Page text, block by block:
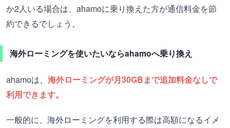
か2人いる場合は、ahamoに乗り換えた方が通信料金を節
約できるでしょう。
海外ローミングを使いたいならahamoへ乗り換え
ahamoは、 海外ローミングが月30GBまで追加料金なしで
利用できます。
一般的に、海外ローミングを利用する際は高額になるイメ